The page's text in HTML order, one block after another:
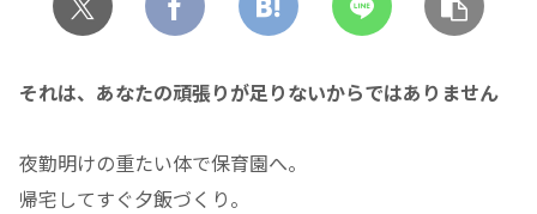
それは、あなたの頑張りが足りないからではありません
夜勤明けの重たい体で保育園へ。
帰宅してすぐ夕飯づくり。